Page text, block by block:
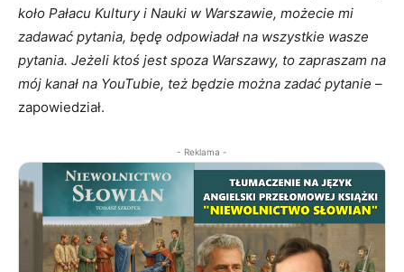
koło Pałacu Kultury i Nauki w Warszawie, możecie mi
zadawać pytania, będę odpowiadał na wszystkie wasze
pytania. Jeżeli ktoś jest spoza Warszawy, to zapraszam na
mój kanał na YouTubie, też będzie można zadać pytanie –
zapowiedział.
- Reklama -